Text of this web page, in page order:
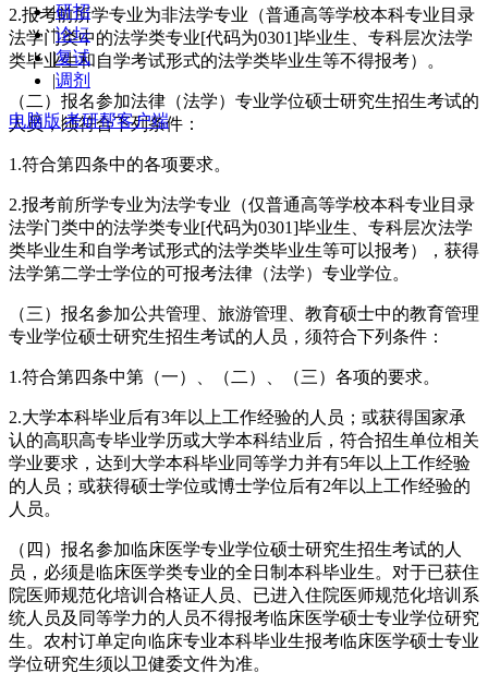
2.报考前所学专业为非法学专业（普通高等学校本科专业目录
法学门类中的法学类专业[代码为0301]毕业生、专科层次法学
类毕业生和自学考试形式的法学类毕业生等不得报考）。
（二）报名参加法律（法学）专业学位硕士研究生招生考试的
人员，须符合下列条件：
1.符合第四条中的各项要求。
2.报考前所学专业为法学专业（仅普通高等学校本科专业目录
法学门类中的法学类专业[代码为0301]毕业生、专科层次法学
类毕业生和自学考试形式的法学类毕业生等可以报考），获得
法学第二学士学位的可报考法律（法学）专业学位。
（三）报名参加公共管理、旅游管理、教育硕士中的教育管理
专业学位硕士研究生招生考试的人员，须符合下列条件：
1.符合第四条中第（一）、（二）、（三）各项的要求。
2.大学本科毕业后有3年以上工作经验的人员；或获得国家承
认的高职高专毕业学历或大学本科结业后，符合招生单位相关
学业要求，达到大学本科毕业同等学力并有5年以上工作经验
的人员；或获得硕士学位或博士学位后有2年以上工作经验的
人员。
（四）报名参加临床医学专业学位硕士研究生招生考试的人
员，必须是临床医学类专业的全日制本科毕业生。对于已获住
院医师规范化培训合格证人员、已进入住院医师规范化培训系
统人员及同等学力的人员不得报考临床医学硕士专业学位研究
生。农村订单定向临床专业本科毕业生报考临床医学硕士专业
学位研究生须以卫健委文件为准。
|研招
|论坛
|复试
|调剂
电脑版|考研帮客户端